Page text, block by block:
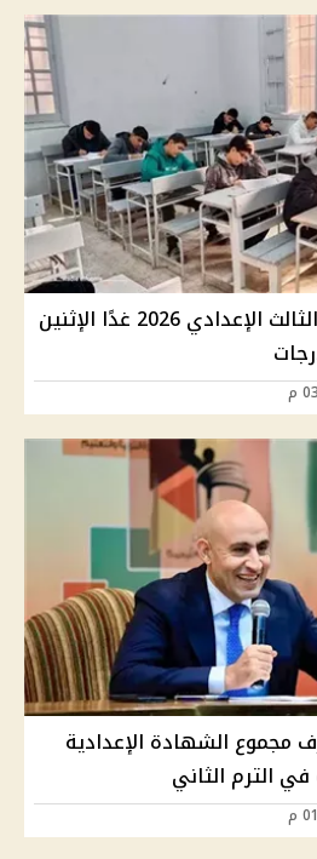
جدول امتحانات الصف الثالث الإعدادي 2026 غدًا الإثنين
مجموع الشهادة الإعدادية